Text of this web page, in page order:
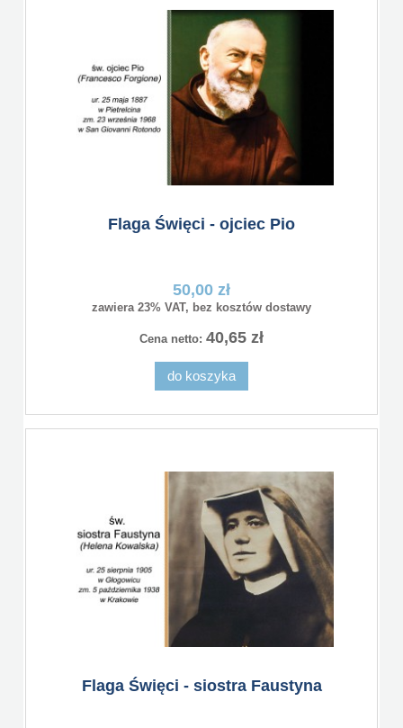
Flaga Święci - ojciec Pio
50,00 zł
zawiera 23% VAT, bez kosztów dostawy
Cena netto: 40,65 zł
do koszyka
Flaga Święci - siostra Faustyna